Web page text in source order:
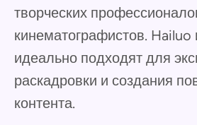
творческих
кинематографистов. Hailuo
идеально подходят для
раскадровки и создания
контента.